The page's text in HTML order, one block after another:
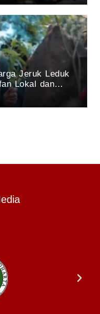
Jeruk Leduk
Lokal dan
Gunung Arjuno